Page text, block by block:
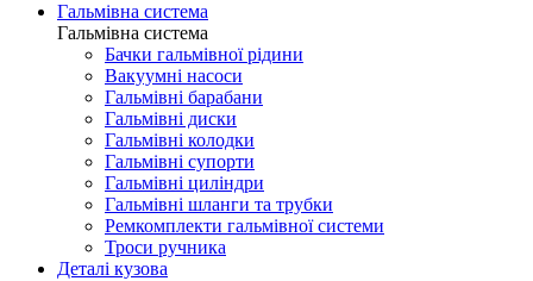
Гальмівна система
Гальмівна система
Бачки гальмівної рідини
Вакуумні насоси
Гальмівні барабани
Гальмівні диски
Гальмівні колодки
Гальмівні супорти
Гальмівні циліндри
Гальмівні шланги та трубки
Ремкомплекти гальмівної системи
Троси ручника
Деталі кузова